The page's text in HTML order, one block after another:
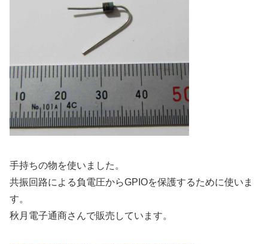
手持ちの物を使いました。
共振回路による負電圧からGPIOを保護するために使いま
す。
秋月電子通商さんで販売しています。